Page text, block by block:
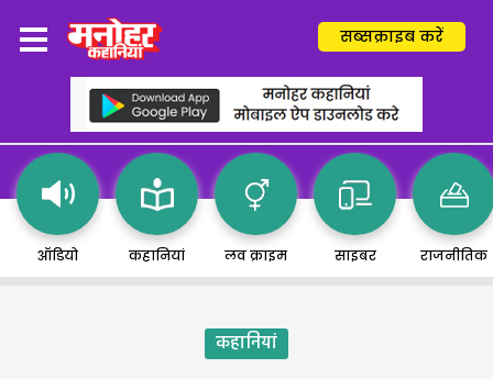
सब्सक्राइब करें
ऑडियो कहानियां लव क्राइम साइबर राजनीतिक
कहानियां